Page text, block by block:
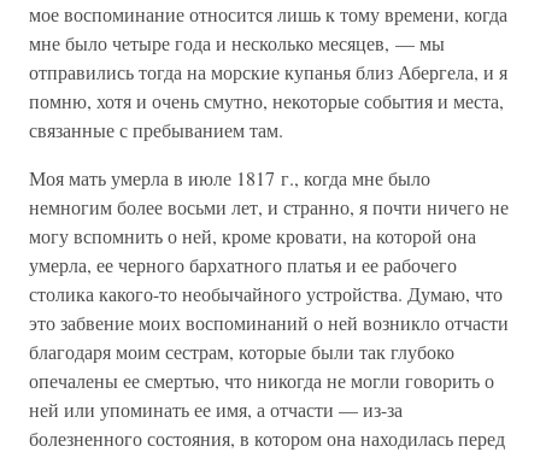
мое воспоминание относится лишь к тому времени, когда
мне было четыре года и несколько месяцев, — мы
отправились тогда на морские купанья близ Абергела, и я
помню, хотя и очень смутно, некоторые события и места,
связанные с пребыванием там.
Моя мать умерла в июле 1817 г., когда мне было
немногим более восьми лет, и странно, я почти ничего не
могу вспомнить о ней, кроме кровати, на которой она
умерла, ее черного бархатного платья и ее рабочего
столика какого-то необычайного устройства. Думаю, что
это забвение моих воспоминаний о ней возникло отчасти
благодаря моим сестрам, которые были так глубоко
опечалены ее смертью, что никогда не могли говорить о
ней или упоминать ее имя, а отчасти — из-за
болезненного состояния, в котором она находилась перед